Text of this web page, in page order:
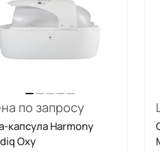
по запросу
капсула Harmony
Oxy